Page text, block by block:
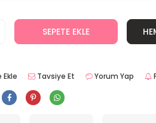
SEPETE EKLE
Ekle Tavsiye Et Yorum Yap